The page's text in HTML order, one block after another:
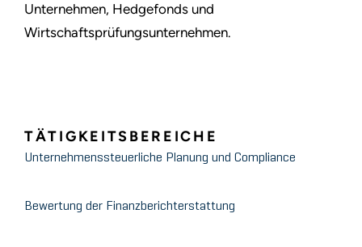
Unternehmen, Hedgefonds und
Wirtschaftsprüfungsunternehmen.
TÄTIGKEITSBEREICHE
Unternehmenssteuerliche Planung und Compliance
Bewertung der Finanzberichterstattung